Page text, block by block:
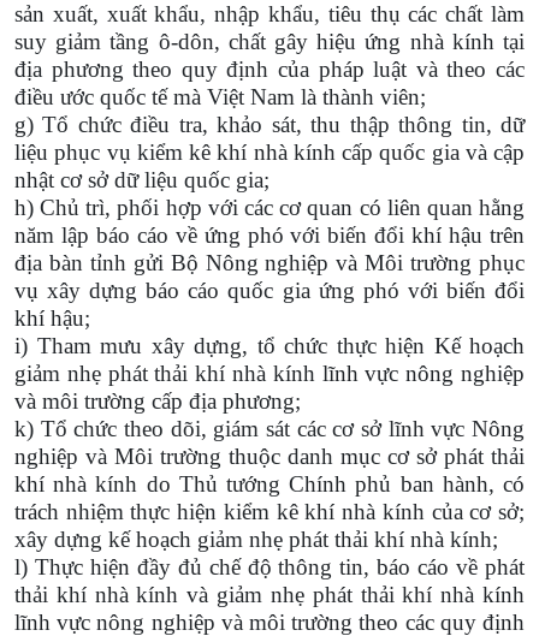
sản xuất, xuất khẩu, nhập khẩu, tiêu thụ các chất làm
suy giảm tầng ô-dôn, chất gây hiệu ứng nhà kính tại
địa phương theo quy định của pháp luật và theo các
điều ước quốc tế mà Việt Nam là thành viên;
g) Tổ chức điều tra, khảo sát, thu thập thông tin, dữ
liệu phục vụ kiểm kê khí nhà kính cấp quốc gia và cập
nhật cơ sở dữ liệu quốc gia;
h) Chủ trì, phối hợp với các cơ quan có liên quan hằng
năm lập báo cáo về ứng phó với biến đổi khí hậu trên
địa bàn tỉnh gửi Bộ Nông nghiệp và Môi trường phục
vụ xây dựng báo cáo quốc gia ứng phó với biến đổi
khí hậu;
i) Tham mưu xây dựng, tổ chức thực hiện Kế hoạch
giảm nhẹ phát thải khí nhà kính lĩnh vực nông nghiệp
và môi trường cấp địa phương;
k) Tổ chức theo dõi, giám sát các cơ sở lĩnh vực Nông
nghiệp và Môi trường thuộc danh mục cơ sở phát thải
khí nhà kính do Thủ tướng Chính phủ ban hành, có
trách nhiệm thực hiện kiểm kê khí nhà kính của cơ sở;
xây dựng kế hoạch giảm nhẹ phát thải khí nhà kính;
l) Thực hiện đầy đủ chế độ thông tin, báo cáo về phát
thải khí nhà kính và giảm nhẹ phát thải khí nhà kính
lĩnh vực nông nghiệp và môi trường theo các quy định